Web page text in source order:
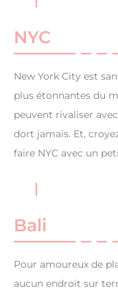
NYC
New York City est
plus étonnantes du
peuvent rivaliser
dort jamais. Et,
faire NYC avec un
Bali
Pour amoureux de
aucun endroit sur